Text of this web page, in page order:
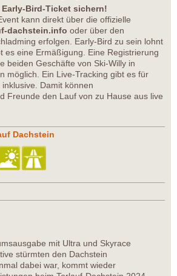
Bird-Ticket sichern!
kann direkt über die offizielle
dachstein.info oder über den
erfolgen. Early-Bird zu sein lohnt
es eine Ermäßigung. Eine Registrierung
beiden Geschäfte von Ski-Willy in
möglich. Ein Live-Tracking gibt es für
Damit können
Freunde den Lauf von zu Hause aus live
Dachstein
mit Ultra und Skyrace
stürmten den Dachstein
dabei war, kommt wieder